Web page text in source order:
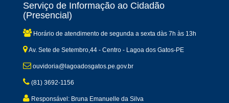
Serviço de Informação ao Cidadão
(Presencial)
Horário de atendimento de segunda a sexta dàs 7h às 13h
Av. Sete de Setembro,44 - Centro - Lagoa dos Gatos-PE
ouvidoria@lagoadosgatos.pe.gov.br
(81) 3692-1156
Responsável: Bruna Emanuelle da Silva